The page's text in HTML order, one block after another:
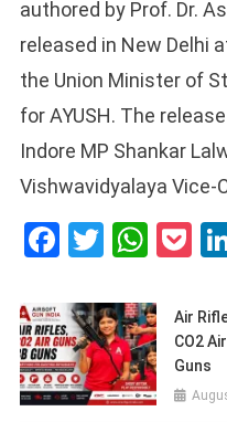
authored by Prof. Dr.
released in New Delhi
the Union Minister of
for AYUSH. The
Indore MP Shankar
Vishwavidyalaya Vice-
Facebook
Twitter
Air
CO2
Guns